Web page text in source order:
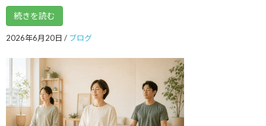
2021年11月
2021年10月
2021年9月
2021年8月
2021年7月
2021年6月
続きを読む
2026年6月20日 / ブログ